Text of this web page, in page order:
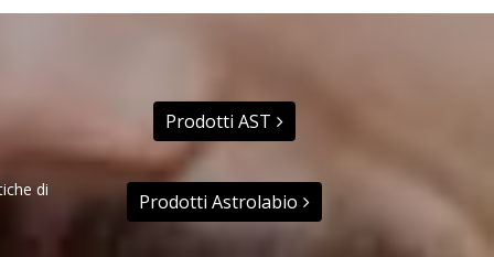
di
Prodotti AST
Prodotti Astrolabio